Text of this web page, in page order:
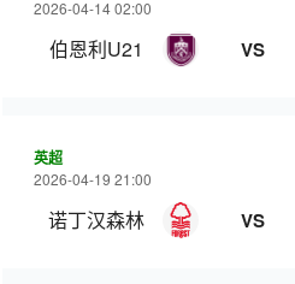
2026-04-14 02:00
伯恩利U21 VS
英超
2026-04-19 21:00
诺丁汉森林 VS